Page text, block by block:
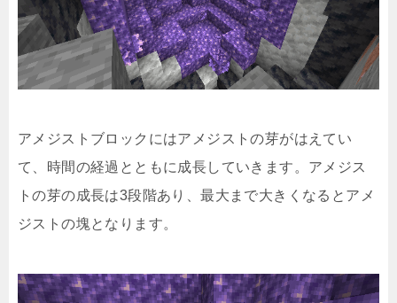
アメジストブロックにはアメジストの芽がはえてい
て、時間の経過とともに成長していきます。アメジス
トの芽の成長は3段階あり、最大まで大きくなるとアメ
ジストの塊となります。